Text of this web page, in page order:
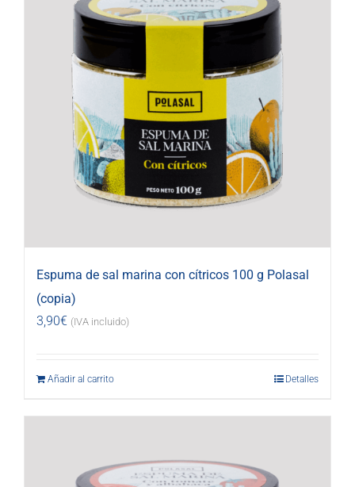
Espuma de sal marina con cítricos 100 g Polasal
(copia)
3,90€ (IVA incluido)
Añadir al carrito Detalles